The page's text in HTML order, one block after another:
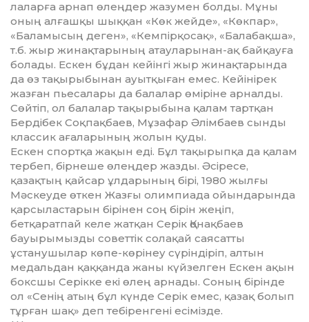
лаларға арнап өлеңдер жазумен болды. Мұны
оның алғашқы шыққан «Көк жей­де», «Көкпар»,
«Баламысың деген», «Кемпірқосақ», «Балабақша»,
т.б. жыр жи­нақтарының атауларынан-ақ байқауға
болады. Ескен бұдан кейінгі жыр жи­нақтарында
да өз тақырыбынан ауытқыған емес. Кейінірек
жазған пьесалары да балалар өміріне арналды.
Сөйтіп, ол балалар тақырыбына қалам тартқан
Бердібек Соқпақбаев, Мұзафар Әлімбаев сынды
классик ағаларының жо­лын қуды.
Ескен спортқа жақын еді. Бұл тақырыпқа да қалам
тербеп, бірнеше өлең­дер жазды. Әсіресе,
қазақтың қайсар ұлдарының бірі, 1980 жылғы
Мәскеуде өткен Жазғы олимпиада ойындарында
қарсыластарын бірінен соң бірін жеңіп,
бетқаратпай келе жатқан Серік Қонақбаев
бауырымызды советтік солақай саясатты
ұстанушылар көпе-көрінеу сүріндіріп, алтын
медальдан қаққанда жаны күйзелген Ескен ақын
боксшы Серікке екі өлең арнады. Соның бірінде
ол «Сенің атың бұл күнде Серік емес, қазақ болып
тұрған шақ» деп тебіренгені есі­мізде.